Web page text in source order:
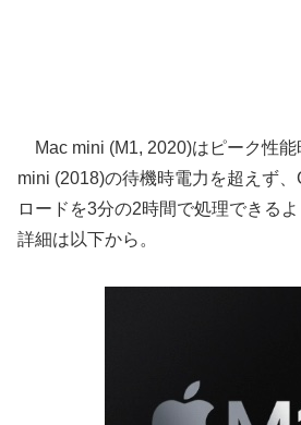
Mac mini (M1, 2020)はピーク性
mini (2018)の待機時電力を超えず
ロードを3分の2時間で処理できるよ
詳細は以下から。